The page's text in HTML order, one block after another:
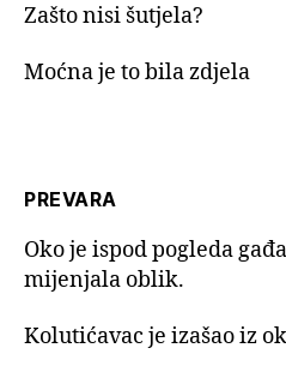
Zašto nisi šutjela?
Moćna je to bila zdjela
PREVARA
Oko je ispod pogleda
mijenjala oblik.
Kolutićavac je izašao iz